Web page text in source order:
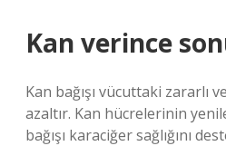
Kan verince
Kan bağışı vücuttaki zararlı
azaltır. Kan hücrelerinin
bağışı karaciğer sağlığını